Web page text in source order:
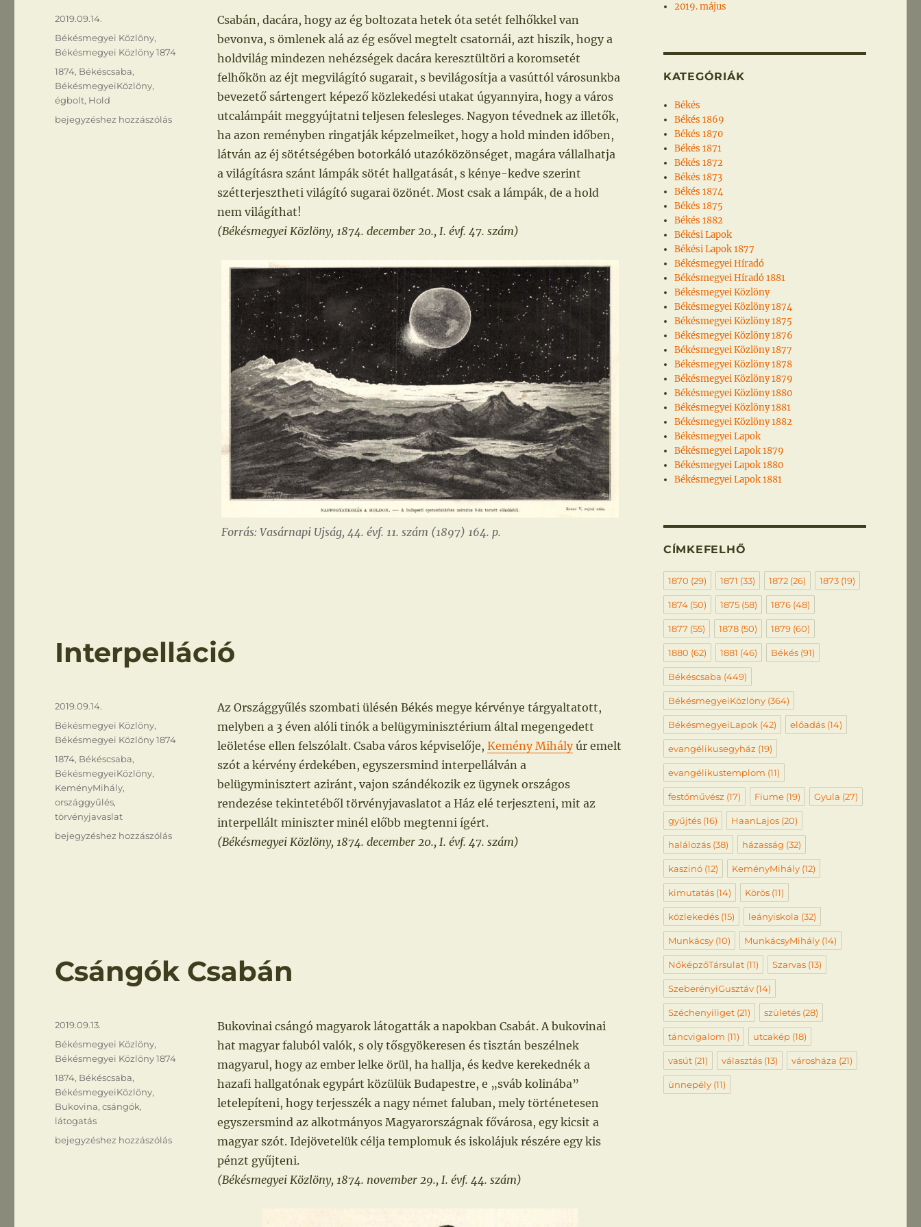
Csabán, dacára, hogy az ég boltozata hetek óta setét felhőkkel van
bevonva, s ömlenek alá az ég esővel megtelt csatornái, azt hiszik, hogy a
holdvilág mindezen nehézségek dacára keresztültöri a koromsetét
felhőkön az éjt megvilágító sugarait, s bevilágosítja a vasúttól városunkba
bevezető sártengert képező közlekedési utakat úgyannyira, hogy a város
utcalámpáit meggyújtatni teljesen felesleges. Nagyon tévednek az illetők,
ha azon reményben ringatják képzelmeiket, hogy a hold minden időben,
látván az éj sötétségében botorkáló utazóközönséget, magára vállalhatja
a világításra szánt lámpák sötét hallgatását, s kénye-kedve szerint
szétterjesztheti világító sugarai özönét. Most csak a lámpák, de a hold
nem világíthat!
(Békésmegyei Közlöny, 1874. december 20., I. évf. 47. szám)
Forrás: Vasárnapi Ujság, 44. évf. 11. szám (1897) 164. p.
Közzétéve
2019.09.14.
Kategória
Békésmegyei Közlöny,
Békésmegyei Közlöny 1874
Címke
1874, Békéscsaba,
BékésmegyeiKözlöny,
égbolt, Hold
Holdvilág
bejegyzéshez hozzászólás
Interpelláció
Az Országgyűlés szombati ülésén Békés megye kérvénye tárgyaltatott,
melyben a 3 éven alóli tinók a belügyminisztérium által megengedett
leöletése ellen felszólalt. Csaba város képviselője, Kemény Mihályúr emelt
szót a kérvény érdekében, egyszersmind interpellálván a
belügyminisztert aziránt, vajon szándékozik ez ügynek országos
rendezése tekintetéből törvényjavaslatot a Ház elé terjeszteni, mit az
interpellált miniszter minél előbb megtenni ígért.
(Békésmegyei Közlöny, 1874. december 20., I. évf. 47. szám)
Közzétéve
2019.09.14.
Kategória
Békésmegyei Közlöny,
Békésmegyei Közlöny 1874
Címke
1874, Békéscsaba,
BékésmegyeiKözlöny,
KeményMihály,
országgyűlés,
törvényjavaslat
Interpelláció
bejegyzéshez hozzászólás
Csángók Csabán
Bukovinai csángó magyarok látogatták a napokban Csabát. A bukovinai
hat magyar faluból valók, s oly tősgyökeresen és tisztán beszélnek
magyarul, hogy az ember lelke örül, ha hallja, és kedve kerekednék a
hazafi hallgatónak egypárt közülük Budapestre, e „sváb kolinába”
letelepíteni, hogy terjesszék a nagy német faluban, mely történetesen
egyszersmind az alkotmányos Magyarországnak fővárosa, egy kicsit a
magyar szót. Idejövetelük célja templomuk és iskolájuk részére egy kis
pénzt gyűjteni.
(Békésmegyei Közlöny, 1874. november 29., I. évf. 44. szám)
Közzétéve
2019.09.13.
Kategória
Békésmegyei Közlöny,
Békésmegyei Közlöny 1874
Címke
1874, Békéscsaba,
BékésmegyeiKözlöny,
Bukovina,csángók,
látogatás
Csángók
bejegyzéshez hozzászólás
2019. május
KATEGÓRIÁK
Békés
Békés 1869
Békés 1870
Békés 1871
Békés 1872
Békés 1873
Békés 1874
Békés 1875
Békés 1882
Békési Lapok
Békési Lapok 1877
Békésmegyei Híradó
Békésmegyei Híradó 1881
Békésmegyei Közlöny
Békésmegyei Közlöny 1874
Békésmegyei Közlöny 1875
Békésmegyei Közlöny 1876
Békésmegyei Közlöny 1877
Békésmegyei Közlöny 1878
Békésmegyei Közlöny 1879
Békésmegyei Közlöny 1880
Békésmegyei Közlöny 1881
Békésmegyei Közlöny 1882
Békésmegyei Lapok
Békésmegyei Lapok 1879
Békésmegyei Lapok 1880
Békésmegyei Lapok 1881
CÍMKEFELHŐ
1870 (29) 1871 (33) 1872(26) 1873(19)
1874(50) 1875(58) 1876(48)
1877 (55) 1878(50) 1879(60)
1880 (62) 1881 (46) Békés(91)
Békéscsaba (449)
BékésmegyeiKözlöny(364)
BékésmegyeiLapok (42) előadás(14)
evangélikusegyház (19)
evangélikustemplom (11)
festőművész (17) Fiume(19) Gyula (27)
gyűjtés(16) HaanLajos(20)
halálozás(38) házasság (32)
kaszinó(12) KeményMihály(12)
kimutatás(14) Körös(11)
közlekedés(15) leányiskola (32)
Munkácsy(10) MunkácsyMihály(14)
NőképzőTársulat(11) Szarvas(13)
SzeberényiGusztáv(14)
Széchenyiliget(21) születés(28)
táncvigalom (11) utcakép(18)
vasút(21) választás(13) városháza (21)
ünnepély(11)